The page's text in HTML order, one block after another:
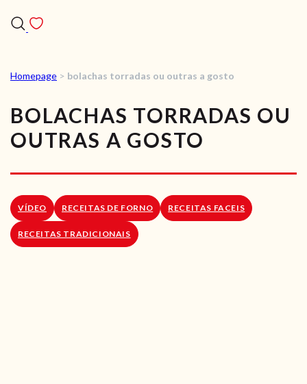
RECEITAS
VÍDEOS
RECEITAS VEGGIE
LOJA ONLINE
Homepage > bolachas torradas ou outras a gosto
BOLACHAS TORRADAS OU
OUTRAS A GOSTO
VÍDEO RECEITAS DE FORNO RECEITAS FACEIS
RECEITAS TRADICIONAIS